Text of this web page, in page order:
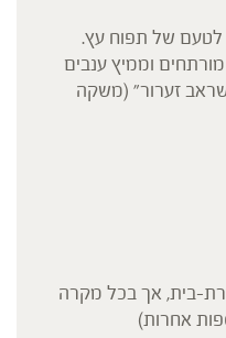
לטעם של תפוח עץ.
וממיץ ענבים
זערור" (משקה
בית, אך בכל מקרה
אחרות)